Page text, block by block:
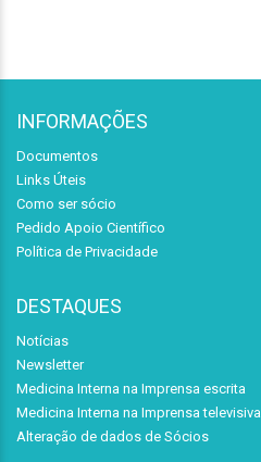
INFORMAÇÕES
Documentos
Links Úteis
Como ser sócio
Pedido Apoio Científico
Política de Privacidade
DESTAQUES
Notícias
Newsletter
Medicina Interna na Imprensa escrita
Medicina Interna na Imprensa televisiva
Alteração de dados de Sócios